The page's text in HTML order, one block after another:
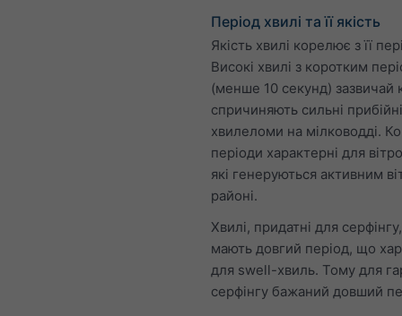
Період хвилі та її якість
Якість хвилі корелює з її
Високі хвилі з коротким
(менше 10 секунд) зазвичай
спричиняють сильні прибійні
хвилеломи на мілководді.
періоди характерні для
які генеруються активним
районі.
Хвилі, придатні для
мають довгий період, що
для swell-хвиль. Тому для
серфінгу бажаний довший